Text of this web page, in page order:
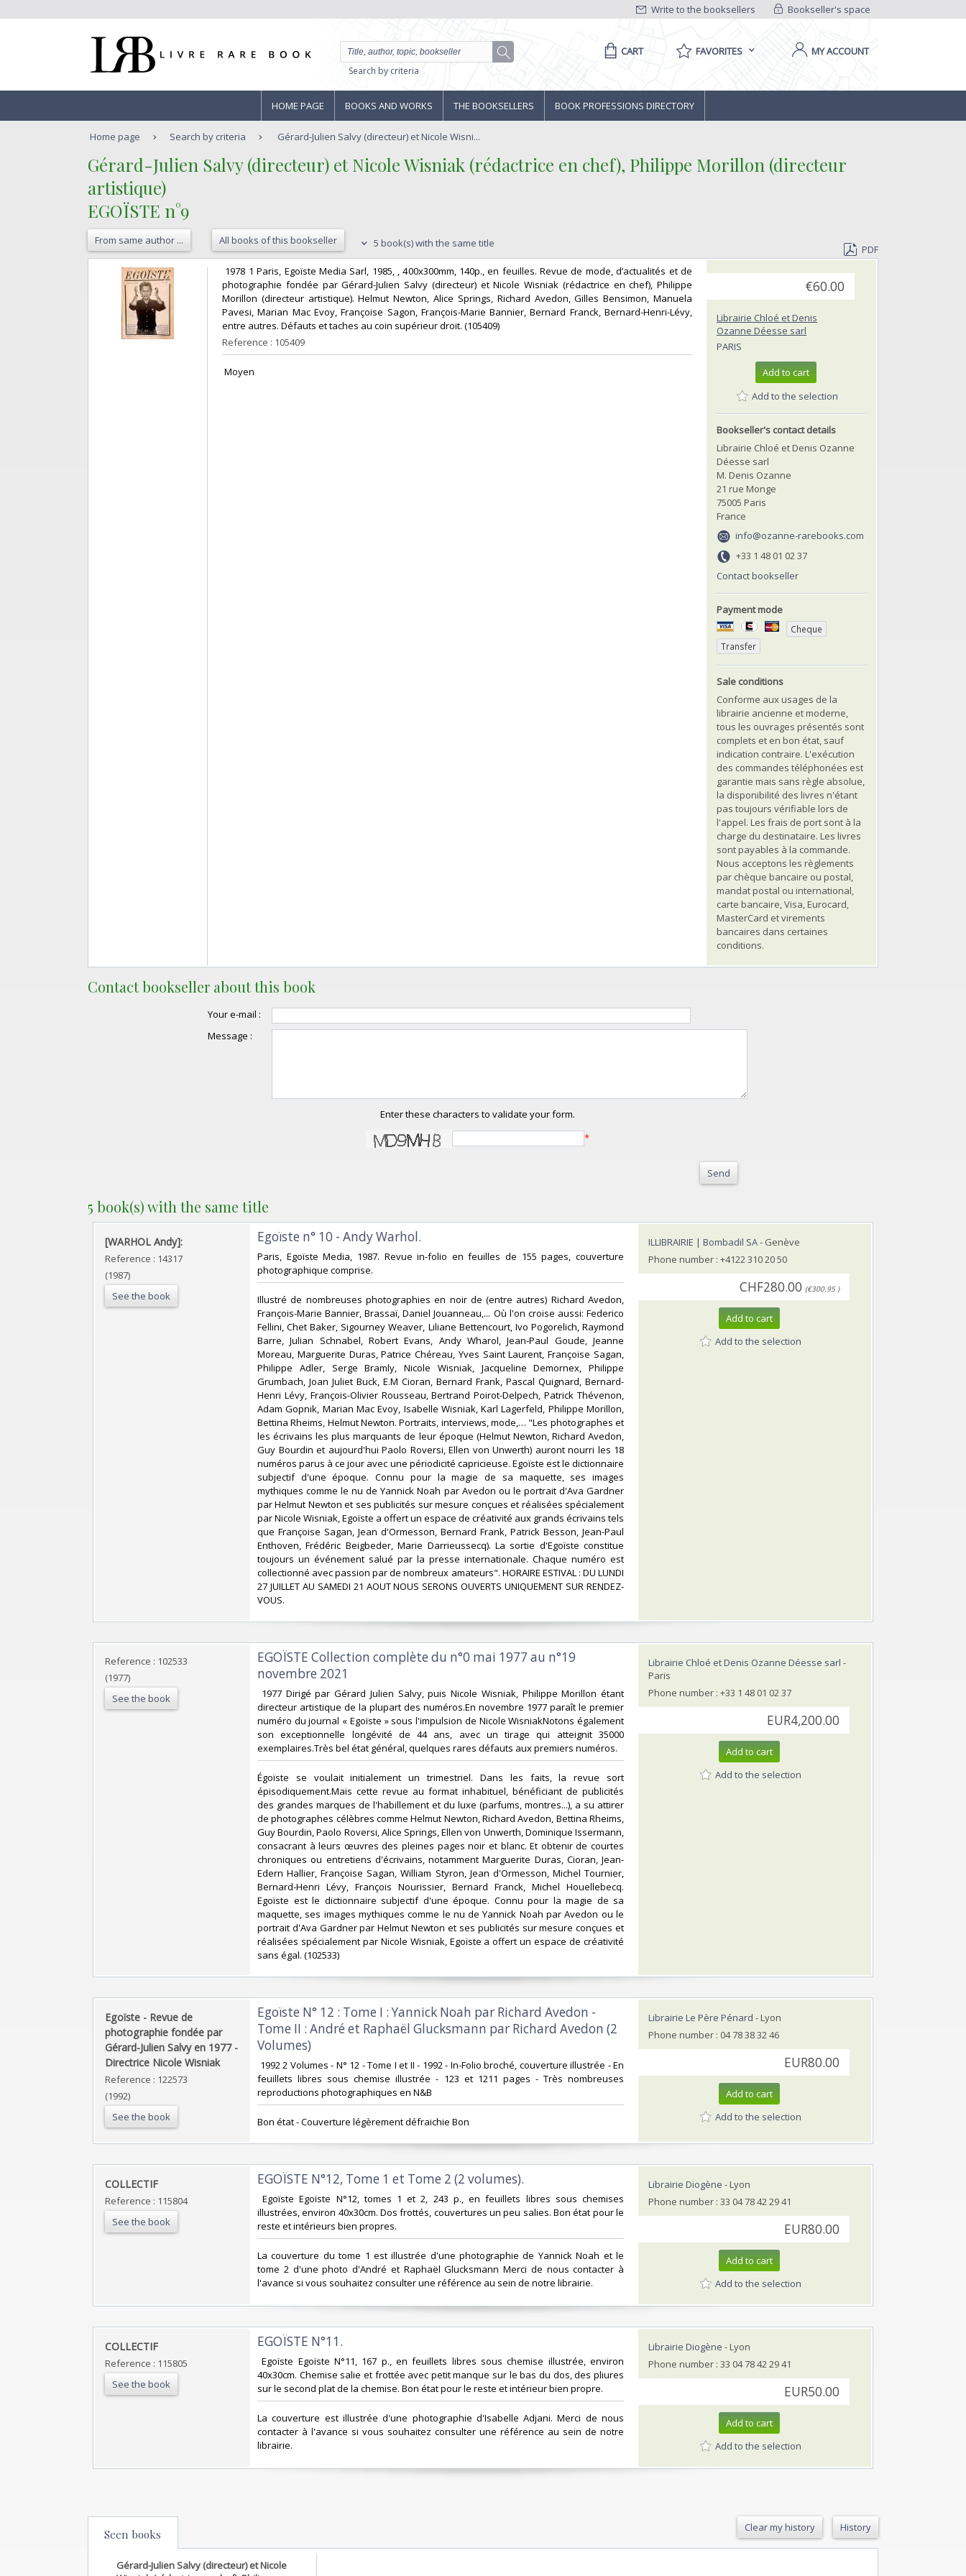
Bookseller's space
Write to the booksellers
Search by criteria
CART FAVORITES MY ACCOUNT
HOME PAGE BOOKS AND WORKS THE BOOKSELLERS BOOK PROFESSIONS DIRECTORY
Home page Search by criteria Gérard-Julien Salvy (directeur) et Nicole Wisni...
‎Gérard-Julien Salvy (directeur) et Nicole Wisniak (rédactrice en chef), Philippe Morillon (directeur
artistique)‎
‎EGOÏSTE n°9‎
From same author ... All books of this bookseller 5 book(s) with the same title
PDF
‎ 1978 1 Paris, Egoïste Media Sarl, 1985, , 400x300mm, 140p., en feuilles. Revue de mode, d’actualités et de
photographie fondée par Gérard-Julien Salvy (directeur) et Nicole Wisniak (rédactrice en chef), Philippe
Morillon (directeur artistique). Helmut Newton, Alice Springs, Richard Avedon, Gilles Bensimon, Manuela
Pavesi, Marian Mac Evoy, Françoise Sagon, François-Marie Bannier, Bernard Franck, Bernard-Henri-Lévy,
entre autres. Défauts et taches au coin supérieur droit. (105409) ‎
Reference : 105409
‎ Moyen ‎
€60.00
Librairie Chloé et Denis
Ozanne Déesse sarl
PARIS
Add to cart
Add to the selection
Bookseller's contact details
Librairie Chloé et Denis Ozanne
Déesse sarl
M. Denis Ozanne
21 rue Monge
75005 Paris
France
info@ozanne-rarebooks.com
+33 1 48 01 02 37
Contact bookseller
Payment mode
Cheque
Transfer
Sale conditions
Conforme aux usages de la
librairie ancienne et moderne,
tous les ouvrages présentés sont
complets et en bon état, sauf
indication contraire. L'exécution
des commandes téléphonées est
garantie mais sans règle absolue,
la disponibilité des livres n'étant
pas toujours vérifiable lors de
l'appel. Les frais de port sont à la
charge du destinataire. Les livres
sont payables à la commande.
Nous acceptons les règlements
par chèque bancaire ou postal,
mandat postal ou international,
carte bancaire, Visa, Eurocard,
MasterCard et virements
bancaires dans certaines
conditions.
Contact bookseller about this book
Your e-mail :
Message :
Enter these characters to validate your form.
*
Send
5 book(s) with the same title
‎[WARHOL Andy]:‎
Reference : 14317
(1987)
See the book
‎Egoïste n° 10 - Andy Warhol.‎
‎Paris, Egoïste Media, 1987. Revue in-folio en feuilles de 155 pages, couverture
photographique comprise. ‎
‎Illustré de nombreuses photographies en noir de (entre autres) Richard Avedon,
François-Marie Bannier, Brassaï, Daniel Jouanneau,... Où l'on croise aussi: Federico
Fellini, Chet Baker, Sigourney Weaver, Liliane Bettencourt, Ivo Pogorelich, Raymond
Barre, Julian Schnabel, Robert Evans, Andy Wharol, Jean-Paul Goude, Jeanne
Moreau, Marguerite Duras, Patrice Chéreau, Yves Saint Laurent, Françoise Sagan,
Philippe Adler, Serge Bramly, Nicole Wisniak, Jacqueline Demornex, Philippe
Grumbach, Joan Juliet Buck, E.M Cioran, Bernard Frank, Pascal Quignard, Bernard-
Henri Lévy, François-Olivier Rousseau, Bertrand Poirot-Delpech, Patrick Thévenon,
Adam Gopnik, Marian Mac Evoy, Isabelle Wisniak, Karl Lagerfeld, Philippe Morillon,
Bettina Rheims, Helmut Newton. Portraits, interviews, mode,… "Les photographes et
les écrivains les plus marquants de leur époque (Helmut Newton, Richard Avedon,
Guy Bourdin et aujourd'hui Paolo Roversi, Ellen von Unwerth) auront nourri les 18
numéros parus à ce jour avec une périodicité capricieuse. Egoïste est le dictionnaire
subjectif d'une époque. Connu pour la magie de sa maquette, ses images
mythiques comme le nu de Yannick Noah par Avedon ou le portrait d'Ava Gardner
par Helmut Newton et ses publicités sur mesure conçues et réalisées spécialement
par Nicole Wisniak, Egoïste a offert un espace de créativité aux grands écrivains tels
que Françoise Sagan, Jean d'Ormesson, Bernard Frank, Patrick Besson, Jean-Paul
Enthoven, Frédéric Beigbeder, Marie Darrieussecq). La sortie d'Egoïste constitue
toujours un événement salué par la presse internationale. Chaque numéro est
collectionné avec passion par de nombreux amateurs". HORAIRE ESTIVAL : DU LUNDI
27 JUILLET AU SAMEDI 21 AOUT NOUS SERONS OUVERTS UNIQUEMENT SUR RENDEZ-
VOUS.‎
ILLIBRAIRIE | Bombadil SA- Genève
Phone number : +4122 310 20 50
CHF280.00 (€300.95 )
Add to cart
Add to the selection
Reference : 102533
(1977)
See the book
‎EGOÏSTE Collection complète du n°0 mai 1977 au n°19
novembre 2021‎
‎ 1977 Dirigé par Gérard Julien Salvy, puis Nicole Wisniak, Philippe Morillon étant
directeur artistique de la plupart des numéros.En novembre 1977 paraît le premier
numéro du journal « Egoïste » sous l'impulsion de Nicole WisniakNotons également
son exceptionnelle longévité de 44 ans, avec un tirage qui atteignit 35000
exemplaires.Très bel état général, quelques rares défauts aux premiers numéros. ‎
‎Égoïste se voulait initialement un trimestriel. Dans les faits, la revue sort
épisodiquement.Mais cette revue au format inhabituel, bénéficiant de publicités
des grandes marques de l'habillement et du luxe (parfums, montres...), a su attirer
de photographes célèbres comme Helmut Newton, Richard Avedon, Bettina Rheims,
Guy Bourdin, Paolo Roversi, Alice Springs, Ellen von Unwerth, Dominique Issermann,
consacrant à leurs œuvres des pleines pages noir et blanc. Et obtenir de courtes
chroniques ou entretiens d'écrivains, notamment Marguerite Duras, Cioran, Jean-
Edern Hallier, Françoise Sagan, William Styron, Jean d'Ormesson, Michel Tournier,
Bernard-Henri Lévy, François Nourissier, Bernard Franck, Michel Houellebecq.
Egoïste est le dictionnaire subjectif d'une époque. Connu pour la magie de sa
maquette, ses images mythiques comme le nu de Yannick Noah par Avedon ou le
portrait d'Ava Gardner par Helmut Newton et ses publicités sur mesure conçues et
réalisées spécialement par Nicole Wisniak, Egoïste a offert un espace de créativité
sans égal. (102533) ‎
Librairie Chloé et Denis Ozanne Déesse sarl -
Paris
Phone number : +33 1 48 01 02 37
EUR4,200.00
Add to cart
Add to the selection
‎Egoïste - Revue de
photographie fondée par
Gérard-Julien Salvy en 1977 -
Directrice Nicole Wisniak‎
Reference : 122573
(1992)
See the book
‎Egoïste N° 12 : Tome I : Yannick Noah par Richard Avedon -
Tome II : André et Raphaël Glucksmann par Richard Avedon (2
Volumes)‎
‎ 1992 2 Volumes - N° 12 - Tome I et II - 1992 - In-Folio broché, couverture illustrée - En
feuillets libres sous chemise illustrée - 123 et 1211 pages - Très nombreuses
reproductions photographiques en N&B‎
‎Bon état - Couverture légèrement défraichie Bon ‎
Librairie Le Père Pénard - Lyon
Phone number : 04 78 38 32 46
EUR80.00
Add to cart
Add to the selection
‎COLLECTIF‎
Reference : 115804
See the book
‎EGOÏSTE N°12, Tome 1 et Tome 2 (2 volumes).‎
‎ Egoïste Egoïste N°12, tomes 1 et 2, 243 p., en feuillets libres sous chemises
illustrées, environ 40x30cm. Dos frottés, couvertures un peu salies. Bon état pour le
reste et intérieurs bien propres.‎
‎La couverture du tome 1 est illustrée d'une photographie de Yannick Noah et le
tome 2 d'une photo d'André et Raphaël Glucksmann Merci de nous contacter à
l'avance si vous souhaitez consulter une référence au sein de notre librairie.‎
Librairie Diogène - Lyon
Phone number : 33 04 78 42 29 41
EUR80.00
Add to cart
Add to the selection
‎COLLECTIF‎
Reference : 115805
See the book
‎EGOÏSTE N°11.‎
‎ Egoïste Egoïste N°11, 167 p., en feuillets libres sous chemise illustrée, environ
40x30cm. Chemise salie et frottée avec petit manque sur le bas du dos, des pliures
sur le second plat de la chemise. Bon état pour le reste et intérieur bien propre.‎
‎La couverture est illustrée d'une photographie d'Isabelle Adjani. Merci de nous
contacter à l'avance si vous souhaitez consulter une référence au sein de notre
librairie.‎
Librairie Diogène - Lyon
Phone number : 33 04 78 42 29 41
EUR50.00
Add to cart
Add to the selection
Seen books Clear my history History
Gérard-Julien Salvy (directeur) et Nicole